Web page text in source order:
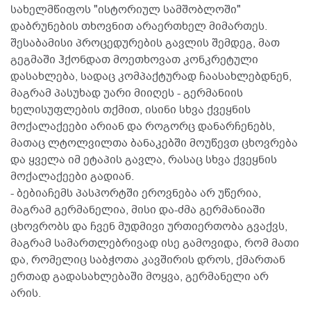
სახელმწიფოს "ისტორიულ სამშობლოში"
დაბრუნების თხოვნით არაერთხელ მიმართეს.
შესაბამისი პროცედურების გავლის შემდეგ, მათ
გეგმაში ჰქონდათ მოეთხოვათ კონკრეტული
დასახლება, სადაც კომპაქტურად ჩაასახლებდნენ,
მაგრამ პასუხად უარი მიიღეს - გერმანიის
ხელისუფლების თქმით, ისინი სხვა ქვეყნის
მოქალაქეები არიან და როგორც დანარჩენებს,
მათაც ლტოლვილთა ბანაკებში მოუწევთ ცხოვრება
და ყველა იმ ეტაპის გავლა, რასაც სხვა ქვეყნის
მოქალაქეები გადიან.
- ბებიაჩემს პასპორტში ეროვნება არ უწერია,
მაგრამ გერმანელია, მისი და-ძმა გერმანიაში
ცხოვრობს და ჩვენ მუდმივი ურთიერთობა გვაქვს,
მაგრამ სამართლებრივად ისე გამოვიდა, რომ მათი
და, რომელიც საბჭოთა კავშირის დროს, ქმართან
ერთად გადასახლებაში მოყვა, გერმანელი არ
არის.